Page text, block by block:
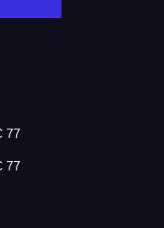
77
77